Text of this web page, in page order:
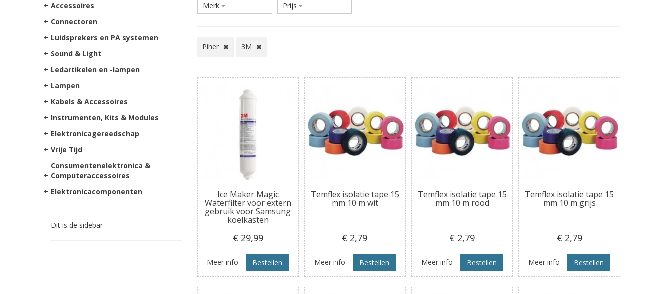
Merk Prijs
Piher 3M
Ice Maker Magic
Waterfilter voor extern
gebruik voor Samsung
koelkasten
€ 29,99
Meer info Bestellen
Temflex isolatie tape 15
mm 10 m wit
€ 2,79
Meer info Bestellen
Temflex isolatie tape 15
mm 10 m rood
€ 2,79
Meer info Bestellen
Temflex isolatie tape 15
mm 10 m grijs
€ 2,79
Meer info Bestellen
+ Accessoires
+ Connectoren
+ Luidsprekers en PA systemen
+ Sound & Light
+ Ledartikelen en -lampen
+ Lampen
+ Kabels & Accessoires
+ Instrumenten, Kits & Modules
+ Elektronicagereedschap
+ Vrije Tijd
+
Consumentenelektronica &
Computeraccessoires
+ Elektronicacomponenten
Dit is de sidebar